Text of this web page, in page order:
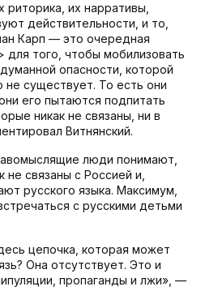
их нарративы,
действительности, и то,
Карп — это очередная
для того, чтобы мобилизовать
опасности, которой
существует. То есть они
его пытаются подпитать
никак не связаны, ни в
Витнянский.
люди понимают,
не связаны с Россией и,
русского языка. Максимум,
с русскими детьми
цепочка, которая может
Она отсутствует. Это и
пропаганды и лжи», —